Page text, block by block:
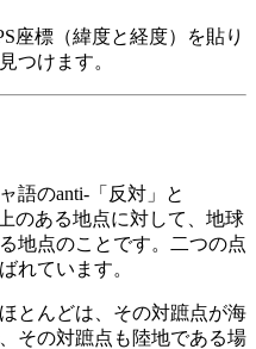
座標（緯度と経度）を貼り
つけます。
語のanti-「反対」と
のある地点に対して、地球
地点のことです。二つの点
れています。
とんどは、その対蹠点が海
その対蹠点も陸地である場